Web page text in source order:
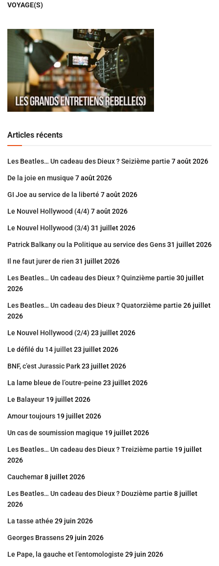
VOYAGE(S)
Articles récents
Les Beatles… Un cadeau des Dieux ? Seizième partie 7 août 2026
De la joie en musique 7 août 2026
GI Joe au service de la liberté 7 août 2026
Le Nouvel Hollywood (4/4) 7 août 2026
Le Nouvel Hollywood (3/4) 31 juillet 2026
Patrick Balkany ou la Politique au service des Gens31 juillet 2026
Il ne faut jurer de rien 31 juillet 2026
Les Beatles… Un cadeau des Dieux ? Quinzième partie 30 juillet
2026
Les Beatles… Un cadeau des Dieux ? Quatorzième partie 26 juillet
2026
Le Nouvel Hollywood (2/4) 23 juillet 2026
Le défilé du 14 juillet23 juillet 2026
BNF, c’est Jurassic Park23 juillet 2026
La lame bleue de l’outre-peine 23 juillet 2026
Le Balayeur 19 juillet 2026
Amour toujours 19 juillet 2026
Un cas de soumission magique 19 juillet 2026
Les Beatles… Un cadeau des Dieux ? Treizième partie 19 juillet
2026
Cauchemar8 juillet 2026
Les Beatles… Un cadeau des Dieux ? Douzième partie 8 juillet
2026
La tasse athée 29 juin 2026
Georges Brassens29 juin 2026
Le Pape, la gauche et l’entomologiste 29 juin 2026